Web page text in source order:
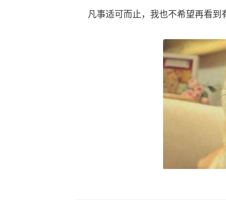
凡事适可而止，我也不希望再看到